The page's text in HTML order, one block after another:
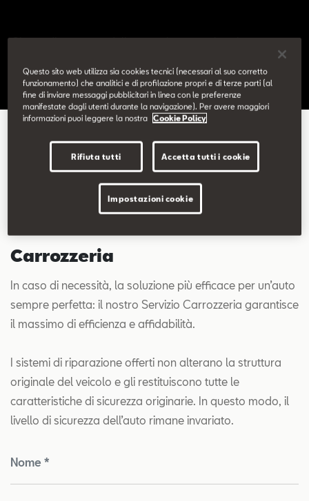
Contatti
Configuratore
Ci prendiamo cura delle tue esigenze e ti offriamo un
Carrozzeria
Carrozzeria
In caso di necessità, la soluzione più efficace per un’auto
sempre perfetta: il nostro Servizio Carrozzeria garantisce
il massimo di efficienza e affidabilità.
I sistemi di riparazione offerti non alterano la struttura
originale del veicolo e gli restituiscono tutte le
caratteristiche di sicurezza originarie. In questo modo, il
livello di sicurezza dell’auto rimane invariato.
Nome *
Questo sito web utilizza sia cookies tecnici (necessari al suo corretto
funzionamento) che analitici e di profilazione propri e di terze parti (al
fine di inviare messaggi pubblicitari in linea con le preferenze
manifestate dagli utenti durante la navigazione). Per avere maggiori
informazioni puoi leggere la nostra
Cookie Policy
Rifiuta tutti Accetta tutti i cookie
Impostazioni cookie